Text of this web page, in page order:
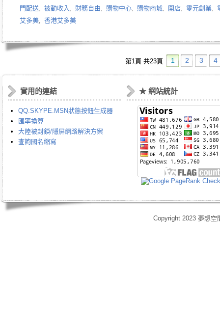
門配送, 被動收入 , 財務自由, 購物中心, 購物商城, 開店, 零元創業,
艾多美, 香港艾多美
第1頁 共23頁 1 2 3 4
實用的連結
QQ.SKYPE.MSN狀態按鈕生成器
匯率換算
大陸被封鎖/隱屏網路解決方案
查詢國名縮寫
★ 網站統計
Copyright 2023 夢想